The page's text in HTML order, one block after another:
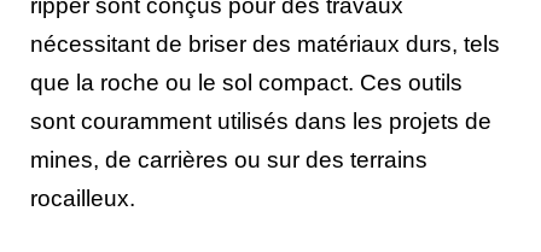
ripper sont conçus pour des travaux
nécessitant de briser des matériaux durs, tels
que la roche ou le sol compact. Ces outils
sont couramment utilisés dans les projets de
mines, de carrières ou sur des terrains
rocailleux.